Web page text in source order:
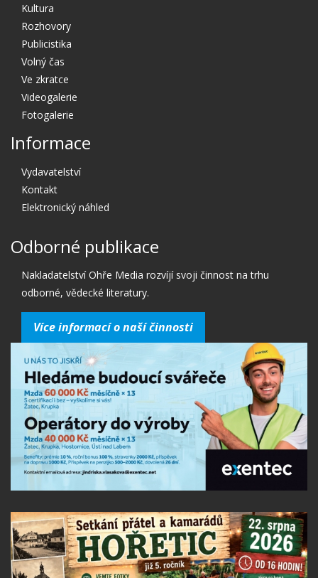
Kultura
Rozhovory
Publicistika
Volný čas
Ve zkratce
Videogalerie
Fotogalerie
Informace
Vydavatelství
Kontakt
Elektronický náhled
Odborné publikace
Nakladatelství Ohře Media rozvíjí svoji činnost na trhu
odborné, vědecké literatury.
Více informací o naší činnosti